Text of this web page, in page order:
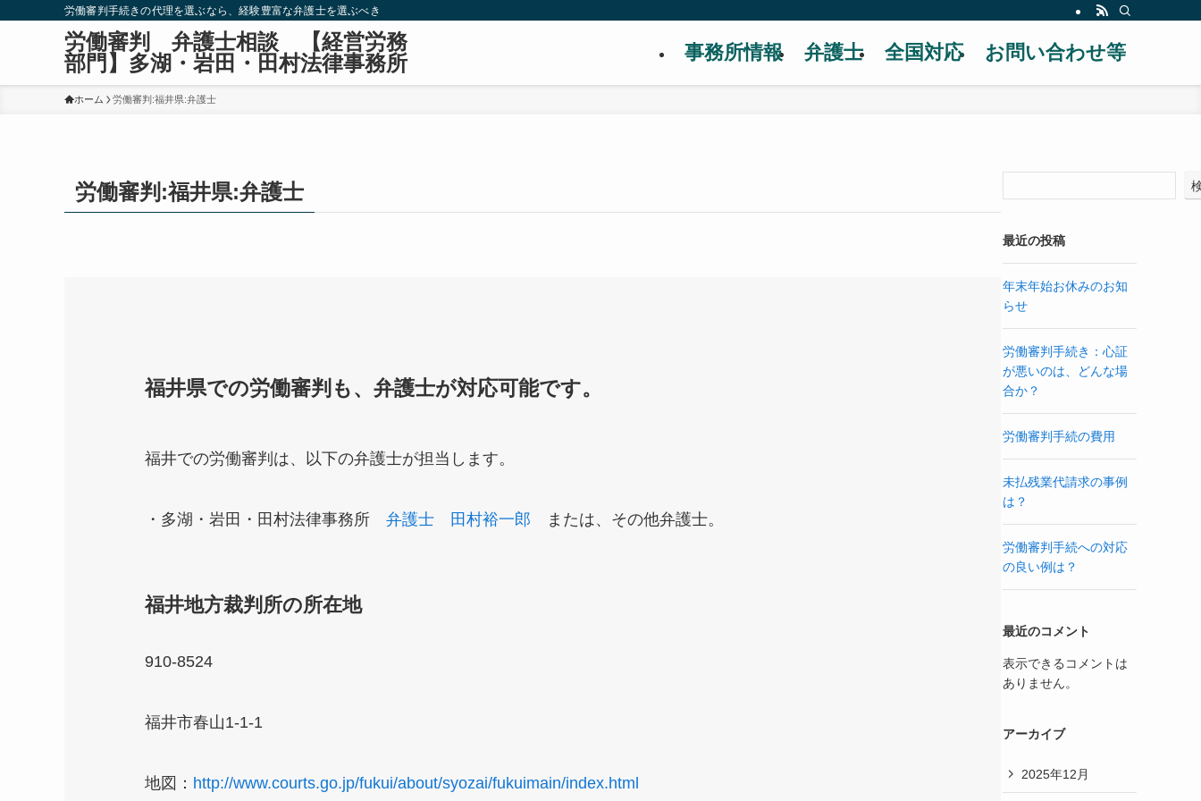
労働審判手続きの代理を選ぶなら、経験豊富な弁護士を選ぶべき
労働審判 弁護士相談 【経営労務
部門】多湖・岩田・田村法律事務所
事務所情報 弁護士 全国対応 お問い合わせ等
ホーム 労働審判:福井県:弁護士
労働審判:福井県:弁護士
福井県での労働審判も、弁護士が対応可能です。
福井での労働審判は、以下の弁護士が担当します。
・多湖・岩田・田村法律事務所 弁護士 田村裕一郎 または、その他弁護士。
福井地方裁判所の所在地
910-8524
福井市春山1-1-1
地図： http://www.courts.go.jp/fukui/about/syozai/fukuimain/index.html
最近の投稿
年末年始お休みのお知
らせ
労働審判手続き：心証
が悪いのは、どんな場
合か？
労働審判手続の費用
未払残業代請求の事例
は？
労働審判手続への対応
の良い例は？
最近のコメント
表示できるコメントは
ありません。
アーカイブ
2025年12月